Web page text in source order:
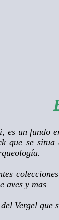
un fundo
que se situa
aves y mas
Vergel que